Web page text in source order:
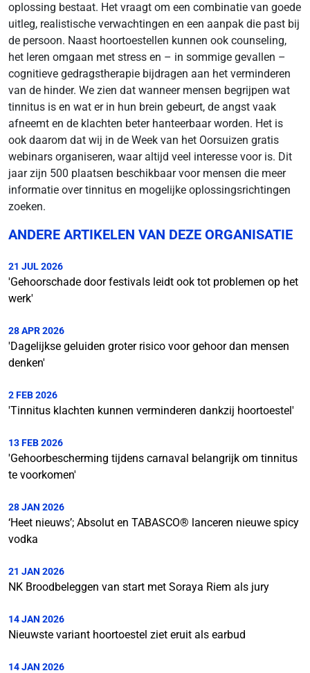
oplossing bestaat. Het vraagt om een combinatie van goede
uitleg, realistische verwachtingen en een aanpak die past bij
de persoon. Naast hoortoestellen kunnen ook counseling,
het leren omgaan met stress en – in sommige gevallen –
cognitieve gedragstherapie bijdragen aan het verminderen
van de hinder. We zien dat wanneer mensen begrijpen wat
tinnitus is en wat er in hun brein gebeurt, de angst vaak
afneemt en de klachten beter hanteerbaar worden. Het is
ook daarom dat wij in de Week van het Oorsuizen gratis
webinars organiseren, waar altijd veel interesse voor is. Dit
jaar zijn 500 plaatsen beschikbaar voor mensen die meer
informatie over tinnitus en mogelijke oplossingsrichtingen
zoeken.
ANDERE ARTIKELEN VAN DEZE ORGANISATIE
21 JUL 2026
'Gehoorschade door festivals leidt ook tot problemen op het
werk'
28 APR 2026
'Dagelijkse geluiden groter risico voor gehoor dan mensen
denken'
2 FEB 2026
'Tinnitus klachten kunnen verminderen dankzij hoortoestel'
13 FEB 2026
'Gehoorbescherming tijdens carnaval belangrijk om tinnitus
te voorkomen'
28 JAN 2026
‘Heet nieuws’; Absolut en TABASCO® lanceren nieuwe spicy
vodka
21 JAN 2026
NK Broodbeleggen van start met Soraya Riem als jury
14 JAN 2026
Nieuwste variant hoortoestel ziet eruit als earbud
14 JAN 2026